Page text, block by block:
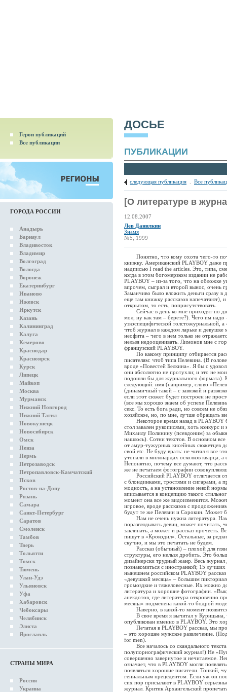
Герои публикаций
Все публикации
ГОРОДА РОССИИ
Анадырь
Барнаул
Владивосток
Владимир
Волгоград
Вологда
Воронеж
Екатеринбург
Иваново
Ижевск
Иркутск
Казань
Калининград
Калуга
Кемерово
Краснодар
Красноярск
Курск
Липецк
Майкоп
Москва
Мурманск
Нижний Новгород
Нижний Тагил
Новокузнецк
Новосибирск
Омск
Пенза
Пермь
Петрозаводск
Петропавловск-Камчатский
Псков
Ростов-на-Дону
Рязань
Самара
Санкт-Петербург
Саратов
Смоленск
Тамбов
Тверь
Тольятти
Томск
Тюмень
Улан-Удэ
Ульяновск
Уфа
Хабаровск
Чебоксары
Челябинск
Элиста
Ярославль
СТРАНЫ МИРА
Россия
Украина
ДОСЬЕ
ПУБЛИКАЦИИ
следующая публикация Все
[О литературе в
12.08.2007
Лев Данилкин
Знамя
№5, 1999
Понятно, что кому охота чего-то
книжку. Американский PLAYBOY даже
надписью I read the articles. Это, типа,
когда в этом богомерзком издании не
PLAYBOY – из-за того, что на обложке
впрочем, сыграл и второй вынос, очень
Заманчиво было вложить деньги сразу в
еще там книжку рассказов напечатают),
открытом, то есть, поприсутствовать.
Сейчас в день ко мне приходят по
мол, ну как там – берете?). Чего им надо
узкоспецифической толстожурнальной,
чтоб журнал в каждом ларьке и девушке
неофита – чего в нем только не
нельзя недооценивать. Лимонов мне с
французский PLAYBOY.
По какому принципу отбирается
писателям: чтоб типа Пелевина. (В
вроде «Повестей Белкина». Я бы с
они абсолютно не протухли; и это не
подошли бы для журнального формата).
следующий: имя (например, слово
(динамичный такой – с завязкой и
если этот сюжет будет построен не
(все мы хорошо знаем об успехе
секс. То есть бога ради, но совсем не
хозяйское, но, по мне, лучше обращать
Некоторое время назад в PLAYBOY
стол завален рукописями, хоть конкурс
Михаилу Полинину (псевдоним) за
нашлось). Сотни текстов. В основном
от амур-тужурных кисейных сюжетцев
свой etc. Не буду врать: не читал я все
утопали в миллиардах осколков кварца,
Непонятно, почему все думают, что
же не печатаем фотографии
Российский PLAYBOY отличается
с блондинками, тростями и сигарами, а
модность, а на установление некой
вписывается в концепцию такого
момент она все же видоизменится.
игровое, вроде рассказов с
будут те же Пелевин и Сорокин. Может
Нам не очень нужна литература.
поразглядывать девиц, может почитать,
заклинать, а может и рассказ прочесть.
пишут в «Крокодил». Остальные, за
скучно, и мы это печатать не будем.
Рассказ (обычный) – плохой для
структуры, его нельзя дробить. Это
дизайнерски трудный жанр. Весь
познакомиться с иностранкой; 15
нынешнем российском PLAYBOY
«девушкой месяца» – большим
громоздкие и тяжеловесные. Их можно
литература и хорошие фотографии.
анекдотов, где литература откровенно
месяца» подменена какой-то бодрой
Наверно, в какой-то момент появится
В свое время я вычитал у Курицына,
опубликован именно в PLAYBOY. Это
Печатая в PLAYBOY рассказ, мы
– это хорошее мужское развлечение.
for men).
Все началось со скандального текста
полупорнографический журнал!) Не
совершенно завернутое и нечитаемое.
означает, что в PLAYBOY могли
появляться хорошие писатели. Тонкий,
гениальным прецедентом. Если уж он
сих пор присылают в PLAYBOY
журнал. Критик Архангельский